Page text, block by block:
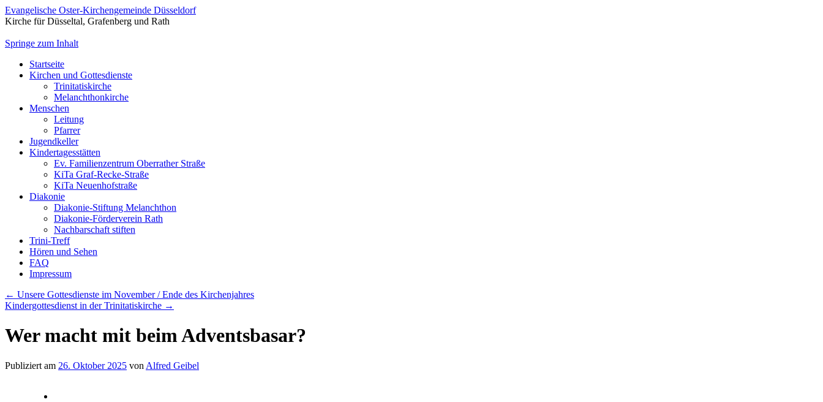
Evangelische Oster-Kirchengemeinde Düsseldorf
Kirche für Düsseltal, Grafenberg und Rath
Springe zum Inhalt
Startseite
Kirchen und Gottesdienste
Trinitatiskirche
Melanchthonkirche
Menschen
Leitung
Pfarrer
Jugendkeller
Kindertagesstätten
Ev. Familienzentrum Oberrather Straße
KiTa Graf-Recke-Straße
KiTa Neuenhofstraße
Diakonie
Diakonie-Stiftung Melanchthon
Diakonie-Förderverein Rath
Nachbarschaft stiften
Trini-Treff
Hören und Sehen
FAQ
Impressum
← Unsere Gottesdienste im November / Ende des Kirchenjahres
Kindergottesdienst in der Trinitatiskirche →
Wer macht mit beim Adventsbasar?
Publiziert am 26. Oktober 2025 von Alfred Geibel